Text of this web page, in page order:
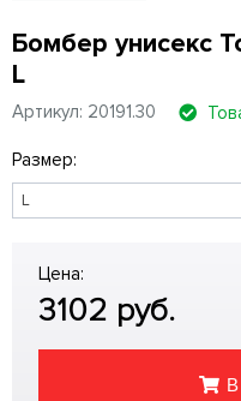
Бомбер унисекс
L
Артикул: 20191.30
Размер:
Цена:
3102 руб.